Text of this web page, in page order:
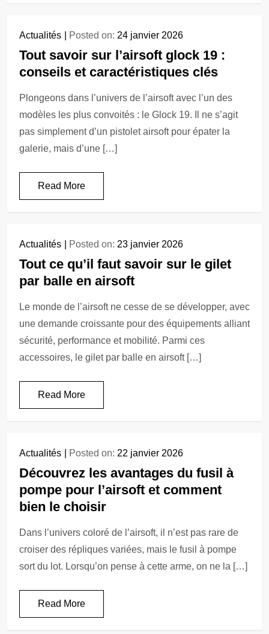
Actualités Posted on: 24 janvier 2026
Tout savoir sur l’airsoft glock 19 :
conseils et caractéristiques clés
Plongeons dans l’univers de l’airsoft avec l’un des
modèles les plus convoités : le Glock 19. Il ne s’agit
pas simplement d’un pistolet airsoft pour épater la
galerie, mais d’une […]
Read More
Actualités Posted on: 23 janvier 2026
Tout ce qu’il faut savoir sur le gilet
par balle en airsoft
Le monde de l’airsoft ne cesse de se développer, avec
une demande croissante pour des équipements alliant
sécurité, performance et mobilité. Parmi ces
accessoires, le gilet par balle en airsoft […]
Read More
Actualités Posted on: 22 janvier 2026
Découvrez les avantages du fusil à
pompe pour l’airsoft et comment
bien le choisir
Dans l’univers coloré de l’airsoft, il n’est pas rare de
croiser des répliques variées, mais le fusil à pompe
sort du lot. Lorsqu’on pense à cette arme, on ne la […]
Read More